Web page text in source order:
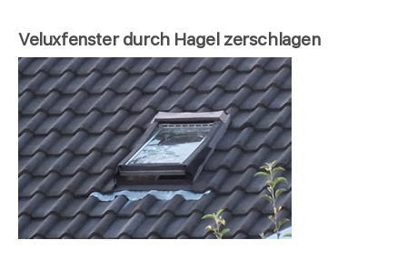
Veluxfenster durch Hagel zerschlagen